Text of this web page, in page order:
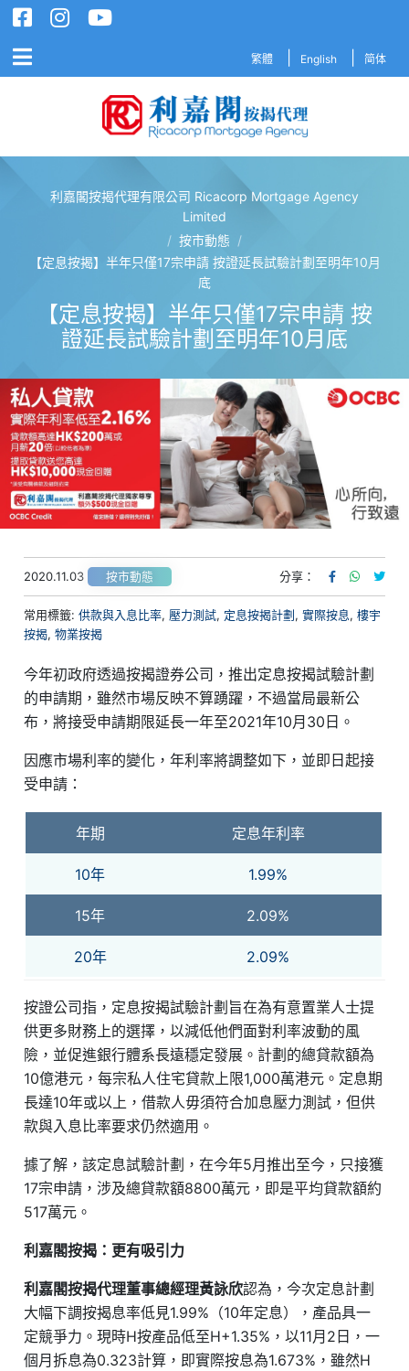
繁體 English 简体
利嘉閣按揭代理有限公司 Ricacorp Mortgage Agency
Limited
/ 按市動態 /
【定息按揭】半年只僅17宗申請 按證延長試驗計劃至明年10月
底
【定息按揭】半年只僅17宗申請 按
證延長試驗計劃至明年10月底
2020.11.03 按市動態 分享：
常用標籤:供款與入息比率, 壓力測試, 定息按揭計劃,實際按息,樓宇
按揭,物業按揭
今年初政府透過按揭證券公司，推出定息按揭試驗計劃
的申請期，雖然市場反映不算踴躍，不過當局最新公
布，將接受申請期限延長一年至2021年10月30日。
因應市場利率的變化，年利率將調整如下，並即日起接
受申請：
年期 定息年利率
10年 1.99%
15年 2.09%
20年 2.09%
按證公司指，定息按揭試驗計劃旨在為有意置業人士提
供更多財務上的選擇，以減低他們面對利率波動的風
險，並促進銀行體系長遠穩定發展。計劃的總貸款額為
10億港元，每宗私人住宅貸款上限1,000萬港元。定息期
長達10年或以上，借款人毋須符合加息壓力測試，但供
款與入息比率要求仍然適用。
據了解，該定息試驗計劃，在今年5月推出至今，只接獲
17宗申請，涉及總貸款額8800萬元，即是平均貸款額約
517萬元。
利嘉閣按揭：更有吸引力
利嘉閣按揭代理董事總經理黃詠欣認為，今次定息計劃
大幅下調按揭息率低見1.99%（10年定息），產品具一
定競爭力。現時H按產品低至H+1.35%，以11月2日，一
個月拆息為0.323計算，即實際按息為1.673%，雖然H